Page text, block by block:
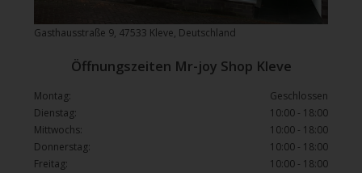
Gasthausstraße 9, 47533 Kleve, Deutschland
Öffnungszeiten Mr-joy Shop Kleve
Montag:
Geschlossen
Dienstag:
10:00 - 18:00
Mittwochs:
10:00 - 18:00
Donnerstag:
10:00 - 18:00
Freitag:
10:00 - 18:00